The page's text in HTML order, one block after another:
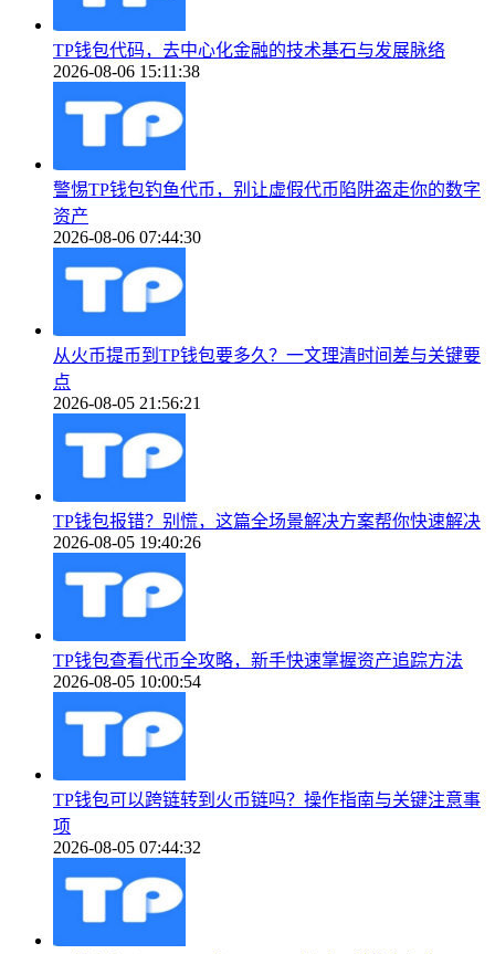
TP钱包代码，去中心化金融的技术基石与发展脉络
2026-08-06 15:11:38
警惕TP钱包钓鱼代币，别让虚假代币陷阱盗走你的数字
资产
2026-08-06 07:44:30
从火币提币到TP钱包要多久？一文理清时间差与关键要
点
2026-08-05 21:56:21
TP钱包报错？别慌，这篇全场景解决方案帮你快速解决
2026-08-05 19:40:26
TP钱包查看代币全攻略，新手快速掌握资产追踪方法
2026-08-05 10:00:54
TP钱包可以跨链转到火币链吗？操作指南与关键注意事
项
2026-08-05 07:44:32